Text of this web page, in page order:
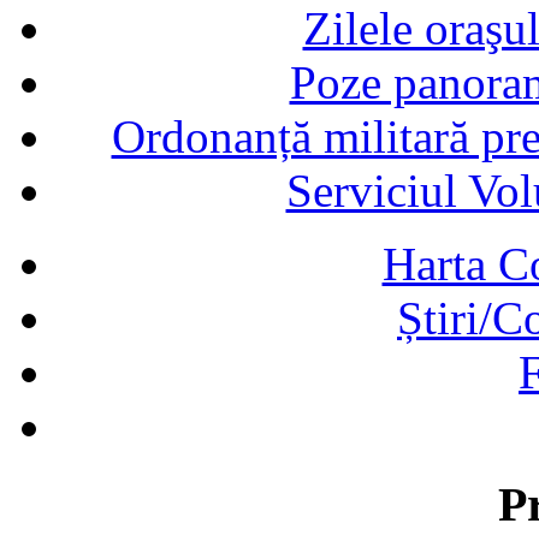
Zilele
Poze
Ordonanță militară
Serviciul
Harta
Știri/